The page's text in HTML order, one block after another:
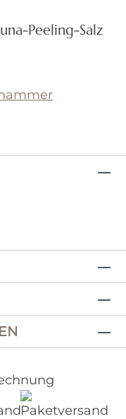
Peeling-Salz